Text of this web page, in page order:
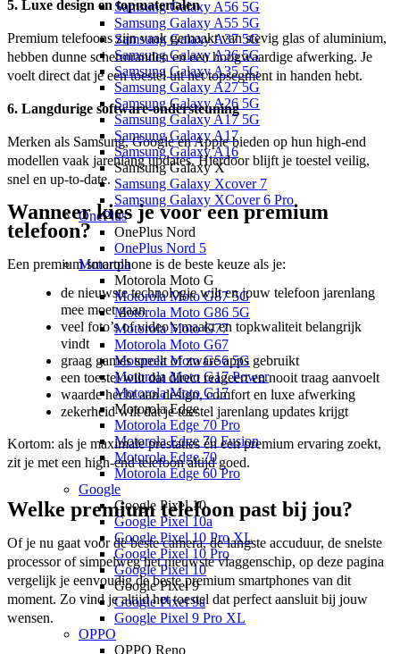
Samsung Galaxy A56 5G
Samsung Galaxy A55 5G
Samsung Galaxy A37 5G
Samsung Galaxy A36 5G
Samsung Galaxy A35 5G
Samsung Galaxy A27 5G
Samsung Galaxy A26 5G
Samsung Galaxy A17 5G
Samsung Galaxy A17
Samsung Galaxy A16
Samsung Galaxy X
Samsung Galaxy Xcover 7
Samsung Galaxy XCover 6 Pro
OnePlus
OnePlus Nord
OnePlus Nord 5
Motorola
Motorola Moto G
Motorola Moto G87 5G
Motorola Moto G86 5G
Motorola Moto G77
Motorola Moto G67
Motorola Moto G56 5G
Motorola Moto G17 Power
Motorola Moto G17
Motorola Edge
Motorola Edge 70 Pro
Motorola Edge 70 Fusion
Motorola Edge 70
Motorola Edge 60 Pro
Google
Google Pixel 10
Google Pixel 10a
Google Pixel 10 Pro XL
Google Pixel 10 Pro
Google Pixel 10
Google Pixel 9
Google Pixel 9a
Google Pixel 9 Pro XL
OPPO
OPPO Reno
5. Luxe design en topmaterialen
Premium telefoons zijn vaak gemaakt van stevig glas of aluminium,
hebben dunne schermranden en een hoogwaardige afwerking. Je
voelt direct dat je een toestel uit het topsegment in handen hebt.
6. Langdurige software-ondersteuning
Merken als Samsung, Google en Apple bieden op hun high-end
modellen vaak jarenlang updates. Hierdoor blijft je toestel veilig,
snel en up-to-date.
Wanneer kies je voor een premium
telefoon?
Een premium smartphone is de beste keuze als je:
de nieuwste technologie wilt en jouw telefoon jarenlang
mee moet gaan
veel foto’s of video’s maakt en topkwaliteit belangrijk
vindt
graag games speelt of zware apps gebruikt
een toestel wilt dat direct reageert en nooit traag aanvoelt
waarde hecht aan design, comfort en luxe afwerking
zekerheid wilt dat je toestel jarenlang updates krijgt
Kortom: als je maximale prestaties én een premium ervaring zoekt,
zit je met een high-end telefoon altijd goed.
Welke premium telefoon past bij jou?
Of je nu gaat voor de beste camera, de langste accuduur, de snelste
processor of simpelweg het nieuwste vlaggenschip, op deze pagina
vergelijk je eenvoudig de beste premium smartphones van dit
moment. Zo vind je altijd het toestel dat perfect aansluit bij jouw
wensen.